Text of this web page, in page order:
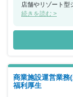
店舗やリゾート型
営、オフィスや住
に密着したさまざ
す。今回、巡回
駅ナカ・駅チカ商
検計画等の技術的
理をおこなう部署
討することが可能
ションの平均残
続きを読む >
商業施設運営業
福利厚生